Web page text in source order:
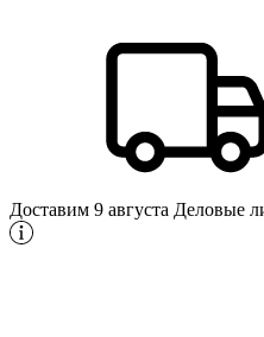
Доставим 9 августа Деловые